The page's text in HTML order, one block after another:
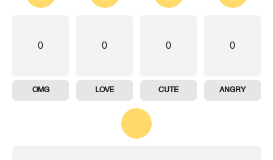
0
ANGRY
0
CUTE
0
LOVE
0
OMG